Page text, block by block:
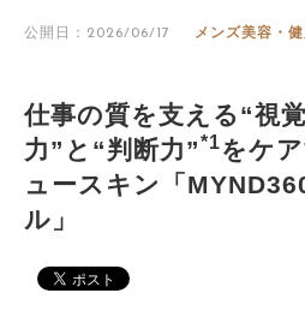
公開日：2026/06/17 メンズ美容・健
仕事の質を支える“視
力”と“判断力”*1をケ
ュースキン「
ル」